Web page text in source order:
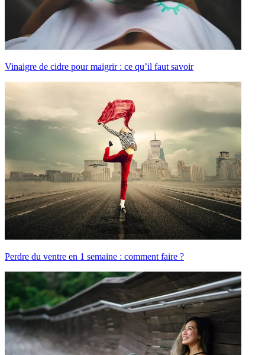
Vinaigre de cidre pour maigrir : ce qu’il faut savoir
Perdre du ventre en 1 semaine : comment faire ?